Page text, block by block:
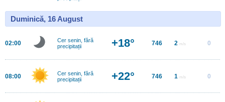
Duminică, 16 August
02:00
Cer senin, fără
precipitații
+18° 746 2 m/s 0
08:00
Cer senin, fără
precipitații
+22° 746 1 m/s 0